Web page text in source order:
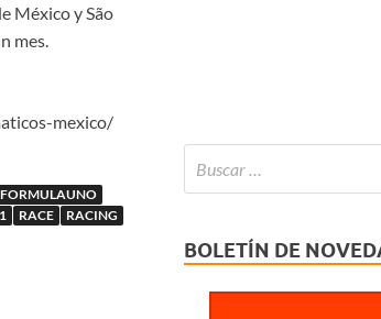
México y São
mes.
mexico/
FORMULAUNO
RACE
RACING
BOLETÍN DE